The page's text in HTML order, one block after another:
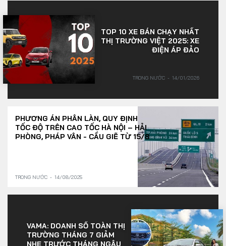
TOP 10 XE BÁN CHẠY NHẤT
THỊ TRƯỜNG VIỆT 2025: XE
ĐIỆN ÁP ĐẢO
TRONG NƯỚC 14/01/2026
PHƯƠNG ÁN PHÂN LÀN, QUY ĐỊNH
TỐC ĐỘ TRÊN CAO TỐC HÀ NỘI – HẢI
PHÒNG, PHÁP VÂN - CẦU GIẼ TỪ 15/8
TRONG NƯỚC 14/08/2025
VAMA: DOANH SỐ TOÀN THỊ
TRƯỜNG THÁNG 7 GIẢM
NHẸ TRƯỚC THÁNG NGÂU